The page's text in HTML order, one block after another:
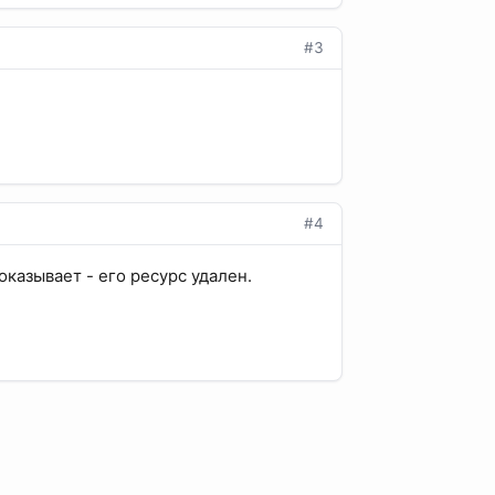
#3
#4
- его ресурс удален.